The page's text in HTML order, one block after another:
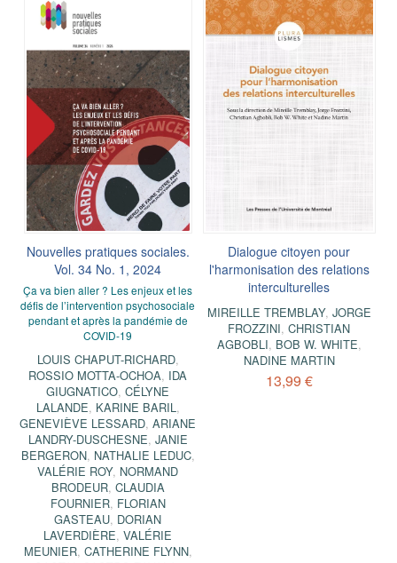
Nouvelles pratiques sociales.
Vol. 34 No. 1, 2024
Ça va bien aller ? Les enjeux et les
défis de l’intervention psychosociale
pendant et après la pandémie de
COVID-19
LOUIS CHAPUT-RICHARD,
ROSSIO MOTTA-OCHOA, IDA
GIUGNATICO,CÉLYNE
LALANDE, KARINE BARIL,
GENEVIÈVE LESSARD,ARIANE
LANDRY-DUSCHESNE, JANIE
BERGERON, NATHALIE LEDUC,
VALÉRIE ROY, NORMAND
BRODEUR, CLAUDIA
FOURNIER, FLORIAN
GASTEAU, DORIAN
LAVERDIÈRE,VALÉRIE
MEUNIER, CATHERINE FLYNN,
Dialogue citoyen pour
l'harmonisation des relations
interculturelles
MIREILLE TREMBLAY, JORGE
FROZZINI,CHRISTIAN
AGBOBLI, BOB W. WHITE,
NADINE MARTIN
13,99 €